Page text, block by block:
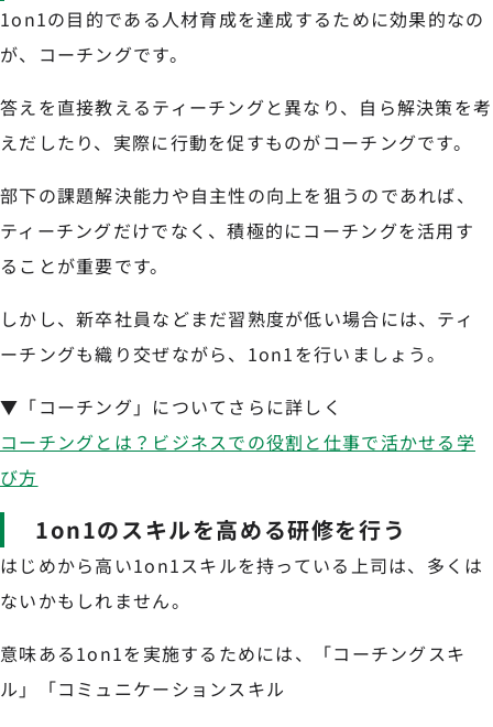
1on1の目的である人材育成を達成するために効果的なの
が、コーチングです。
答えを直接教えるティーチングと異なり、自ら解決策を考
えだしたり、実際に行動を促すものがコーチングです。
部下の課題解決能力や自主性の向上を狙うのであれば、
ティーチングだけでなく、積極的にコーチングを活用す
ることが重要です。
しかし、新卒社員などまだ習熟度が低い場合には、ティ
ーチングも織り交ぜながら、1on1を行いましょう。
▼「コーチング」についてさらに詳しく
コーチングとは？ビジネスでの役割と仕事で活かせる学
び方
1on1のスキルを高める研修を行う
はじめから高い1on1スキルを持っている上司は、多くは
ないかもしれません。
意味ある1on1を実施するためには、「コーチングスキ
ル」「コミュニケーションスキル